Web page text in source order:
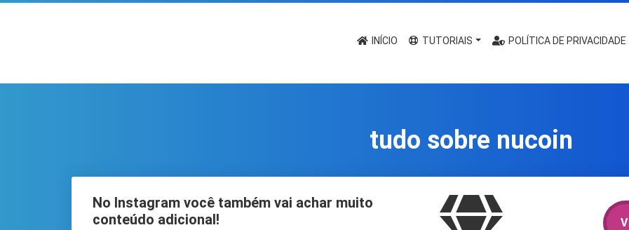
INÍCIO TUTORIAIS POLÍTICA DE PRIVACIDADE
tudo sobre nucoin
No Instagram você também vai achar muito
conteúdo adicional!